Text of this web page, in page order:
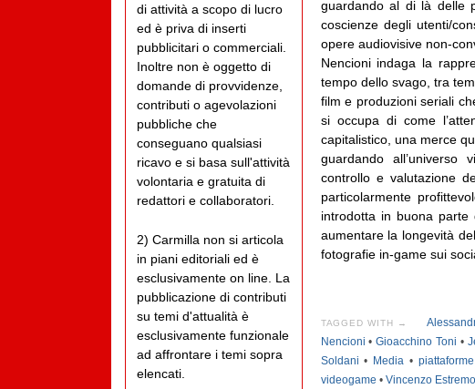
guardando al di là delle
coscienze degli utenti/
opere audiovisive non-
Nencioni indaga la
tempo dello svago, tra
film e produzioni seriali
si occupa di come
capitalistico, una merce
guardando all’universo
controllo e valutazione
particolarmente
introdotta in buona parte
aumentare la longevità
fotografie in-game sui
TAGGED WITH →
Nencioni •Gioacchino Toni •
Soldani • Media •
videogame • Vincenzo Estremo
di attività a scopo di lucro
ed è priva di inserti
pubblicitari o commerciali.
Inoltre non è oggetto di
domande di provvidenze,
contributi o agevolazioni
pubbliche che
conseguano qualsiasi
ricavo e si basa sull'attività
volontaria e gratuita di
redattori e collaboratori.
2) Carmilla non si articola
in piani editoriali ed è
esclusivamente on line. La
pubblicazione di contributi
su temi d'attualità è
esclusivamente funzionale
ad affrontare i temi sopra
elencati.